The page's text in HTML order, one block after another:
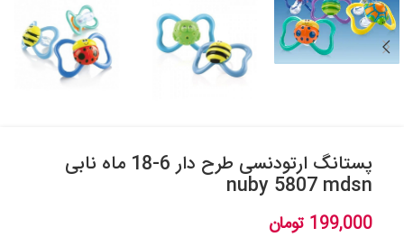
پستانگ ارتودنسی طرح دار 6-18 ماه نابی
nuby 5807 mdsn
199,000 تومان